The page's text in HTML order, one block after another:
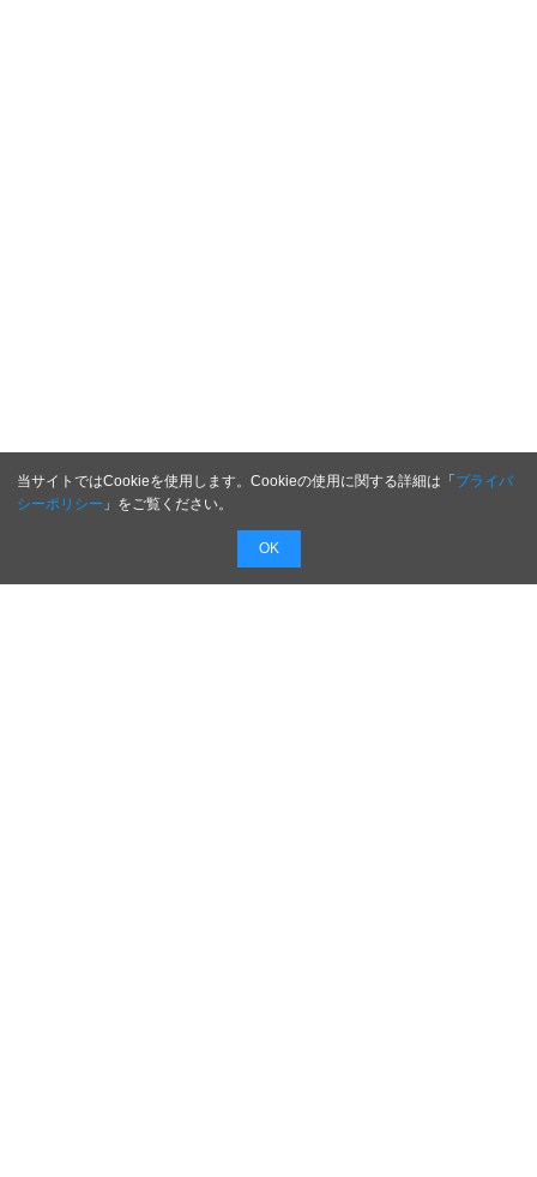
当サイトではCookieを使用します。Cookieの使用に関する詳細は「プライバ
シーポリシー 」をご覧ください。
OK